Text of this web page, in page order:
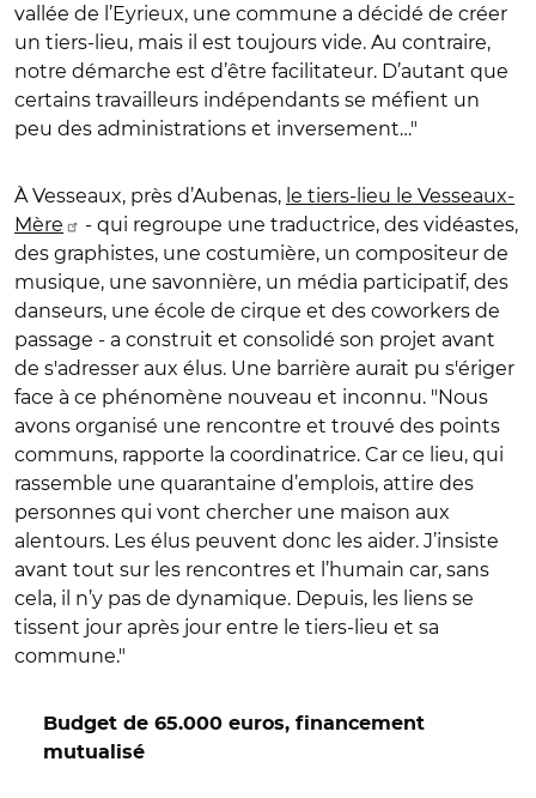
vallée de l’Eyrieux, une commune a décidé de créer
un tiers-lieu, mais il est toujours vide. Au contraire,
notre démarche est d’être facilitateur. D’autant que
certains travailleurs indépendants se méfient un
peu des administrations et inversement…"
À Vesseaux, près d’Aubenas, le tiers-lieu le Vesseaux-
Mère
- qui regroupe une traductrice, des vidéastes,
des graphistes, une costumière, un compositeur de
musique, une savonnière, un média participatif, des
danseurs, une école de cirque et des coworkers de
passage - a construit et consolidé son projet avant
de s'adresser aux élus. Une barrière aurait pu s'ériger
face à ce phénomène nouveau et inconnu. "Nous
avons organisé une rencontre et trouvé des points
communs, rapporte la coordinatrice. Car ce lieu, qui
rassemble une quarantaine d’emplois, attire des
personnes qui vont chercher une maison aux
alentours. Les élus peuvent donc les aider. J’insiste
avant tout sur les rencontres et l’humain car, sans
cela, il n’y pas de dynamique. Depuis, les liens se
tissent jour après jour entre le tiers-lieu et sa
commune."
Budget de 65.000 euros, financement
mutualisé